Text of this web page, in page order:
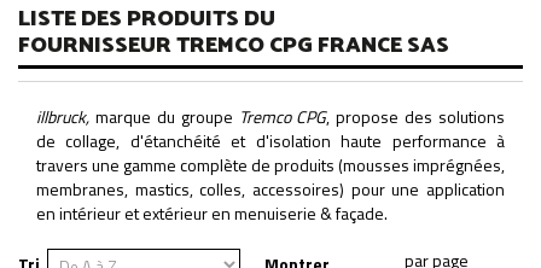
LISTE DES PRODUITS DU
FOURNISSEUR TREMCO CPG FRANCE SAS
illbruck, marque du groupe Tremco CPG, propose des solutions
de collage, d'étanchéité et d'isolation haute performance à
travers une gamme complète de produits (mousses imprégnées,
membranes, mastics, colles, accessoires) pour une application
en intérieur et extérieur en menuiserie & façade.